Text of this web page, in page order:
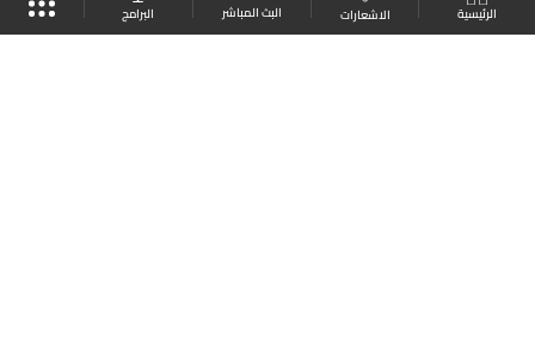
الرئيسية الاشعارات البث المباشر البرامج
موقع البرامج الجدول البث المباشر